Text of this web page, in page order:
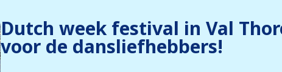
Dutch week festival in Val
voor de dansliefhebbers!